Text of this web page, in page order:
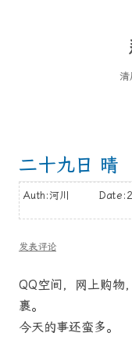
清
二十九日 晴
Auth:河川
发表评论
QQ空间，网上购物
裹。
今天的事还蛮多。